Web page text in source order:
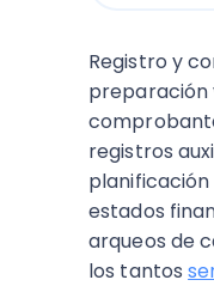
Registro y
preparación
registros
estados
arqueos de
los tantos